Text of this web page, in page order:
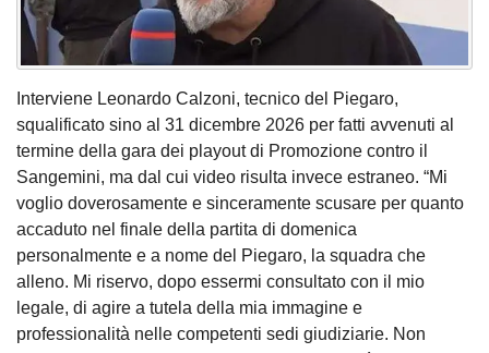
Interviene Leonardo Calzoni, tecnico del Piegaro,
squalificato sino al 31 dicembre 2026 per fatti avvenuti al
termine della gara dei playout di Promozione contro il
Sangemini, ma dal cui video risulta invece estraneo. “Mi
voglio doverosamente e sinceramente scusare per quanto
accaduto nel finale della partita di domenica
personalmente e a nome del Piegaro, la squadra che
alleno. Mi riservo, dopo essermi consultato con il mio
legale, di agire a tutela della mia immagine e
professionalità nelle competenti sedi giudiziarie. Non